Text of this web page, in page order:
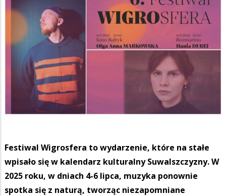
Festiwal Wigrosfera to wydarzenie, które na stałe
wpisało się w kalendarz kulturalny Suwalszczyzny. W
2025 roku, w dniach 4-6 lipca, muzyka ponownie
spotka się z naturą, tworząc niezapomniane